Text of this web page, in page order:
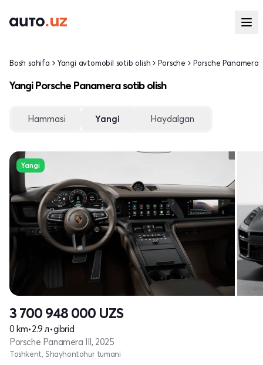
Bosh sahifa Yangi avtomobil sotib olish Porsche Porsche Panamera
Yangi Porsche Panamera sotib olish
Hammasi Yangi Haydalgan
Yangi
3 700 948 000 UZS
0 km•2.9 л•gibrid
Porsche Panamera III, 2025
Toshkent, Shayhontohur tumani